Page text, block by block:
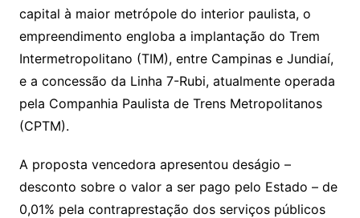
capital à maior metrópole do interior paulista, o
empreendimento engloba a implantação do Trem
Intermetropolitano (TIM), entre Campinas e Jundiaí,
e a concessão da Linha 7-Rubi, atualmente operada
pela Companhia Paulista de Trens Metropolitanos
(CPTM).
A proposta vencedora apresentou deságio –
desconto sobre o valor a ser pago pelo Estado – de
0,01% pela contraprestação dos serviços públicos